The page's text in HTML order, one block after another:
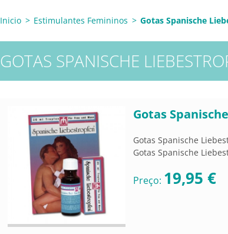
Inicio > Estimulantes Femininos > Gotas Spanische
GOTAS SPANISCHE
Gotas
Gotas Spanische
Gotas Spanische
Preço: 19,95 €